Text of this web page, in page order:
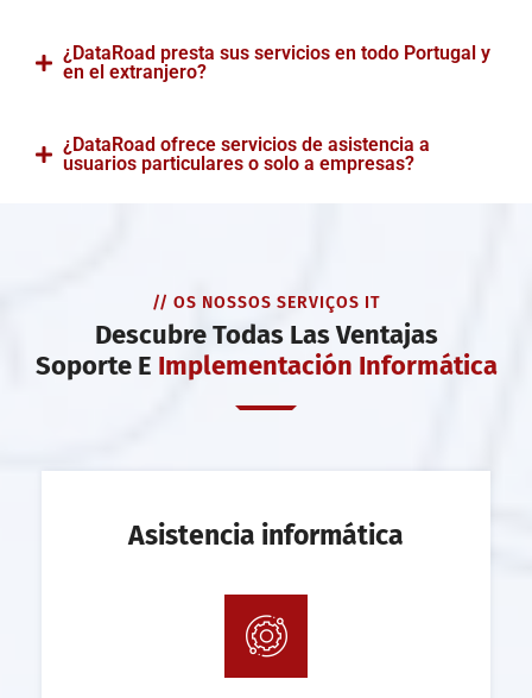
¿DataRoad presta sus servicios en todo Portugal y
en el extranjero?
¿DataRoad ofrece servicios de asistencia a
usuarios particulares o solo a empresas?
// OS NOSSOS SERVIÇOS IT
Descubre Todas Las Ventajas
Soporte E Implementación Informática
Asistencia informática